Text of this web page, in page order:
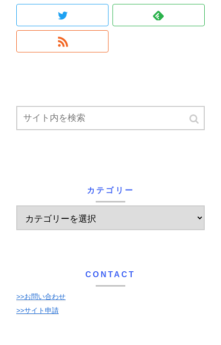
カテゴリー
CONTACT
>>お問い合わせ
>>サイト申請